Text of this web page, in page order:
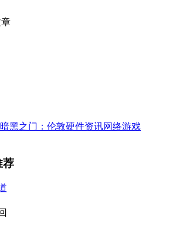
暗黑之门：伦敦硬件资讯网络游戏
荐